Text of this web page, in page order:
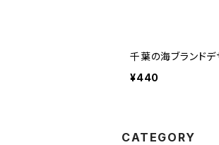
千葉の海ブランドデ
¥440
CATEGORY